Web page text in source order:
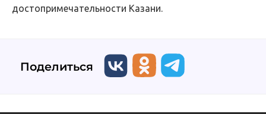
достопримечательности Казани.
Поделиться